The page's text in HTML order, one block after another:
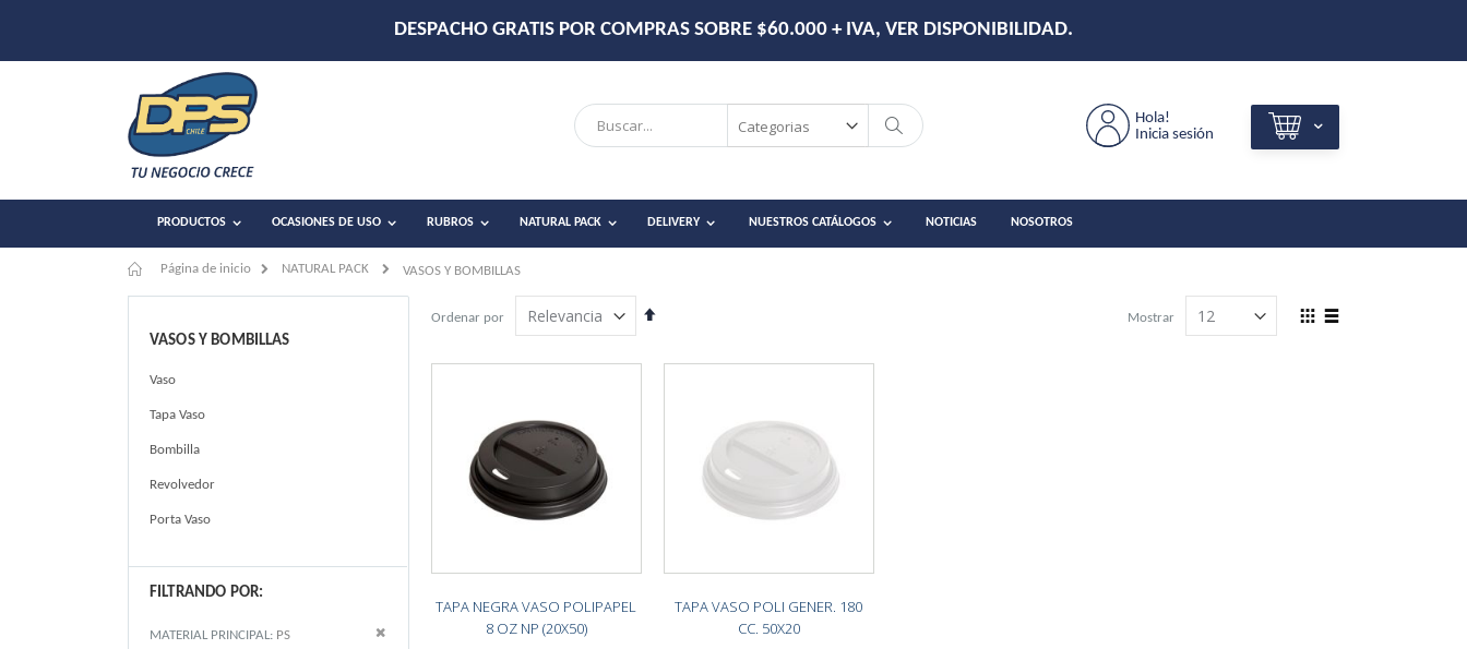
DESPACHO EN RM DE 2-3 DÍAS HÁBILES.
Search
Hola!
Inicia sesión
PRODUCTOS OCASIONES DE USO RUBROS NATURAL PACK DELIVERY NUESTROS CATÁLOGOS NOTICIAS NOSOTROS
Página de inicio NATURAL PACK VASOS Y BOMBILLAS
Ordenar por
View
Mostrar
TAPA NEGRA VASO POLIPAPEL
8 OZ NP (20X50)
TAPA VASO POLI GENER. 180
CC. 50X20
VASOS Y BOMBILLAS
Vaso
Tapa Vaso
Bombilla
Revolvedor
Porta Vaso
FILTRANDO POR:
MATERIAL PRINCIPAL PS Remove This Item